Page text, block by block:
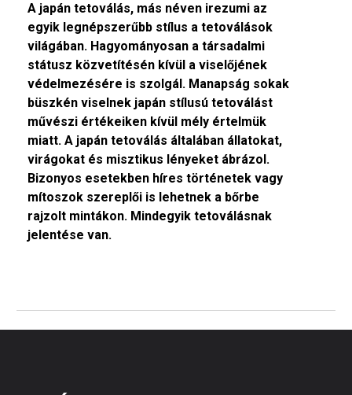
A japán tetoválás, más néven irezumi az
egyik legnépszerűbb stílus a tetoválások
világában. Hagyományosan a társadalmi
státusz közvetítésén kívül a viselőjének
védelmezésére is szolgál. Manapság sokak
büszkén viselnek japán stílusú tetoválást
művészi értékeiken kívül mély értelmük
miatt. A japán tetoválás általában állatokat,
virágokat és misztikus lényeket ábrázol.
Bizonyos esetekben híres történetek vagy
mítoszok szereplői is lehetnek a bőrbe
rajzolt mintákon. Mindegyik tetoválásnak
jelentése van.